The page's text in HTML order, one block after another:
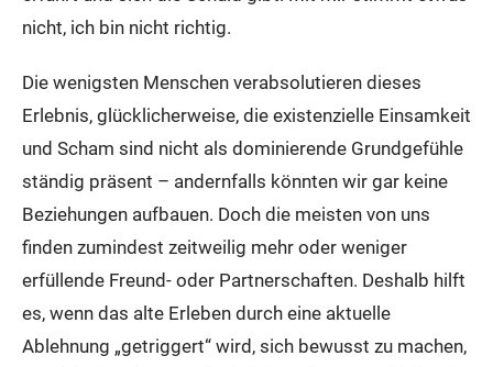
nicht, ich bin nicht richtig.
Die wenigsten Menschen verabsolutieren dieses
Erlebnis, glücklicherweise, die existenzielle Einsamkeit
und Scham sind nicht als dominierende Grundgefühle
ständig präsent – andernfalls könnten wir gar keine
Beziehungen aufbauen. Doch die meisten von uns
finden zumindest zeitweilig mehr oder weniger
erfüllende Freund- oder Partnerschaften. Deshalb hilft
es, wenn das alte Erleben durch eine aktuelle
Ablehnung „getriggert“ wird, sich bewusst zu machen,